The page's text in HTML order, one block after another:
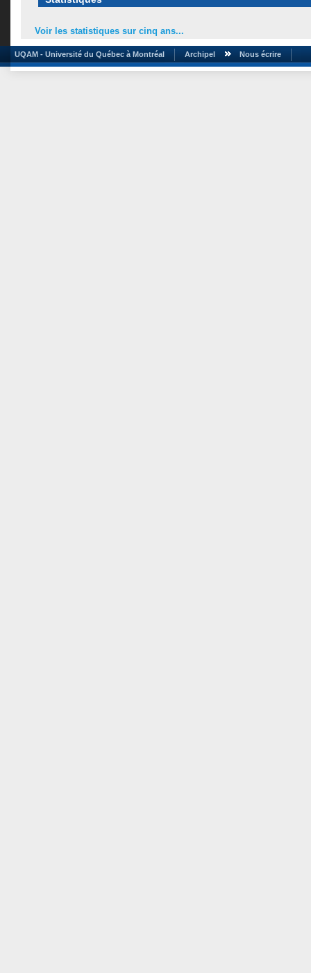
Voir les statistiques sur cinq ans...
UQAM - Université du Québec à Montréal Archipel Nous écrire